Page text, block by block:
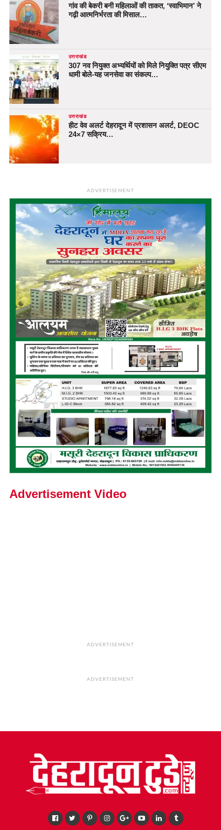
गांव की बेकरी बनी महिलाओं की ताकत, ‘स्वाभिमान’ ने
गढ़ी आत्मनिर्भरता की मिसाल…
उत्तराखंड
307 नव नियुक्त अभ्यर्थियों को मिले नियुक्ति पत्र सीएम
धामी बोले-यह जनसेवा का संकल्प…
उत्तराखंड
हीट वेव अलर्ट देहरादून में प्रशासन अलर्ट, DEOC
24×7 सक्रिय…
ADVERTISEMENT
Advertisement Video
ADVERTISEMENT
ADVERTISEMENT